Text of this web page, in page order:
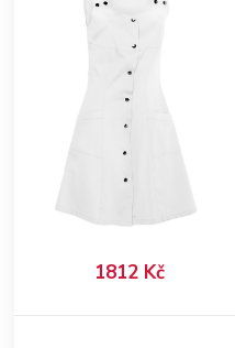
1812 Kč